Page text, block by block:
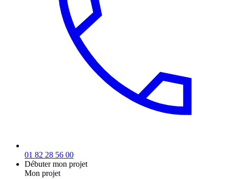
01 82 28 56 00
Débuter mon projet
Mon projet